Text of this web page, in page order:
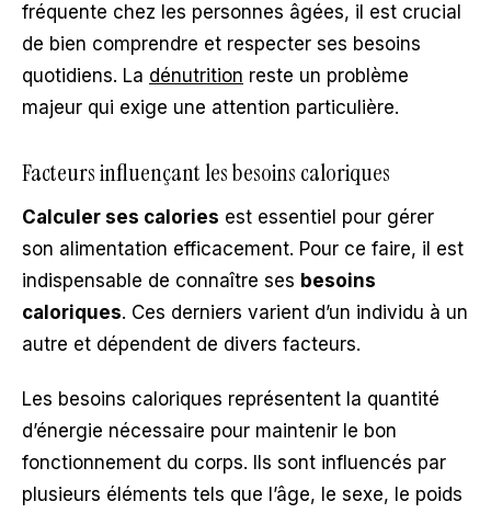
fréquente chez les personnes âgées, il est crucial
de bien comprendre et respecter ses besoins
quotidiens. La dénutrition reste un problème
majeur qui exige une attention particulière.
Facteurs influençant les besoins caloriques
Calculer ses calories est essentiel pour gérer
son alimentation efficacement. Pour ce faire, il est
indispensable de connaître ses besoins
caloriques. Ces derniers varient d’un individu à un
autre et dépendent de divers facteurs.
Les besoins caloriques représentent la quantité
d’énergie nécessaire pour maintenir le bon
fonctionnement du corps. Ils sont influencés par
plusieurs éléments tels que l’âge, le sexe, le poids